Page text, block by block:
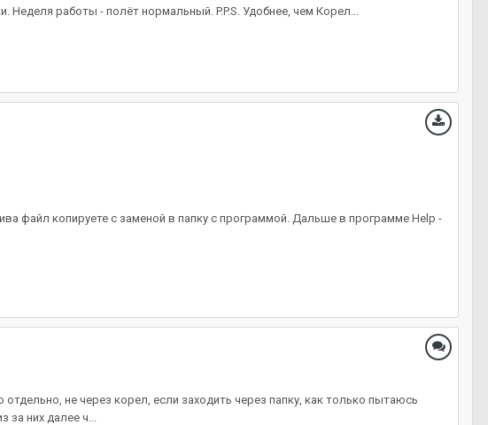
работы - полёт нормальный. P.P.S. Удобнее, чем Корел...
файл копируете с заменой в папку с программой. Дальше в программе Help -
не через корел, если заходить через папку, как только пытаюсь
за них далее ч...